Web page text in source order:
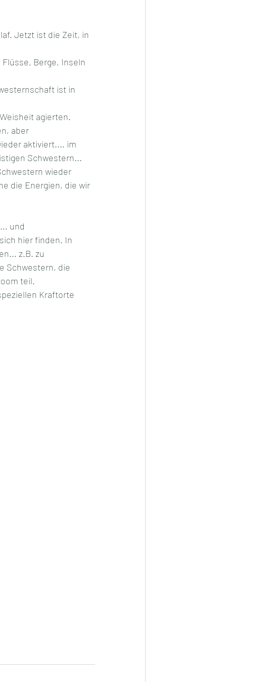
Jetzt ist die Zeit, in
Berge, Inseln
ist in
agierten.
aber
aktiviert.... im
Schwestern...
wieder
die Energien, die wir
und
hier finden. In
z.B. zu
Schwestern, die
teil.
Kraftorte